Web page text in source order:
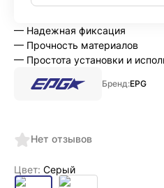
Нет отзывов
Цвет: Серый
— Надежная фиксация
— Прочность материалов
— Простота установки и
Бренд:EPG